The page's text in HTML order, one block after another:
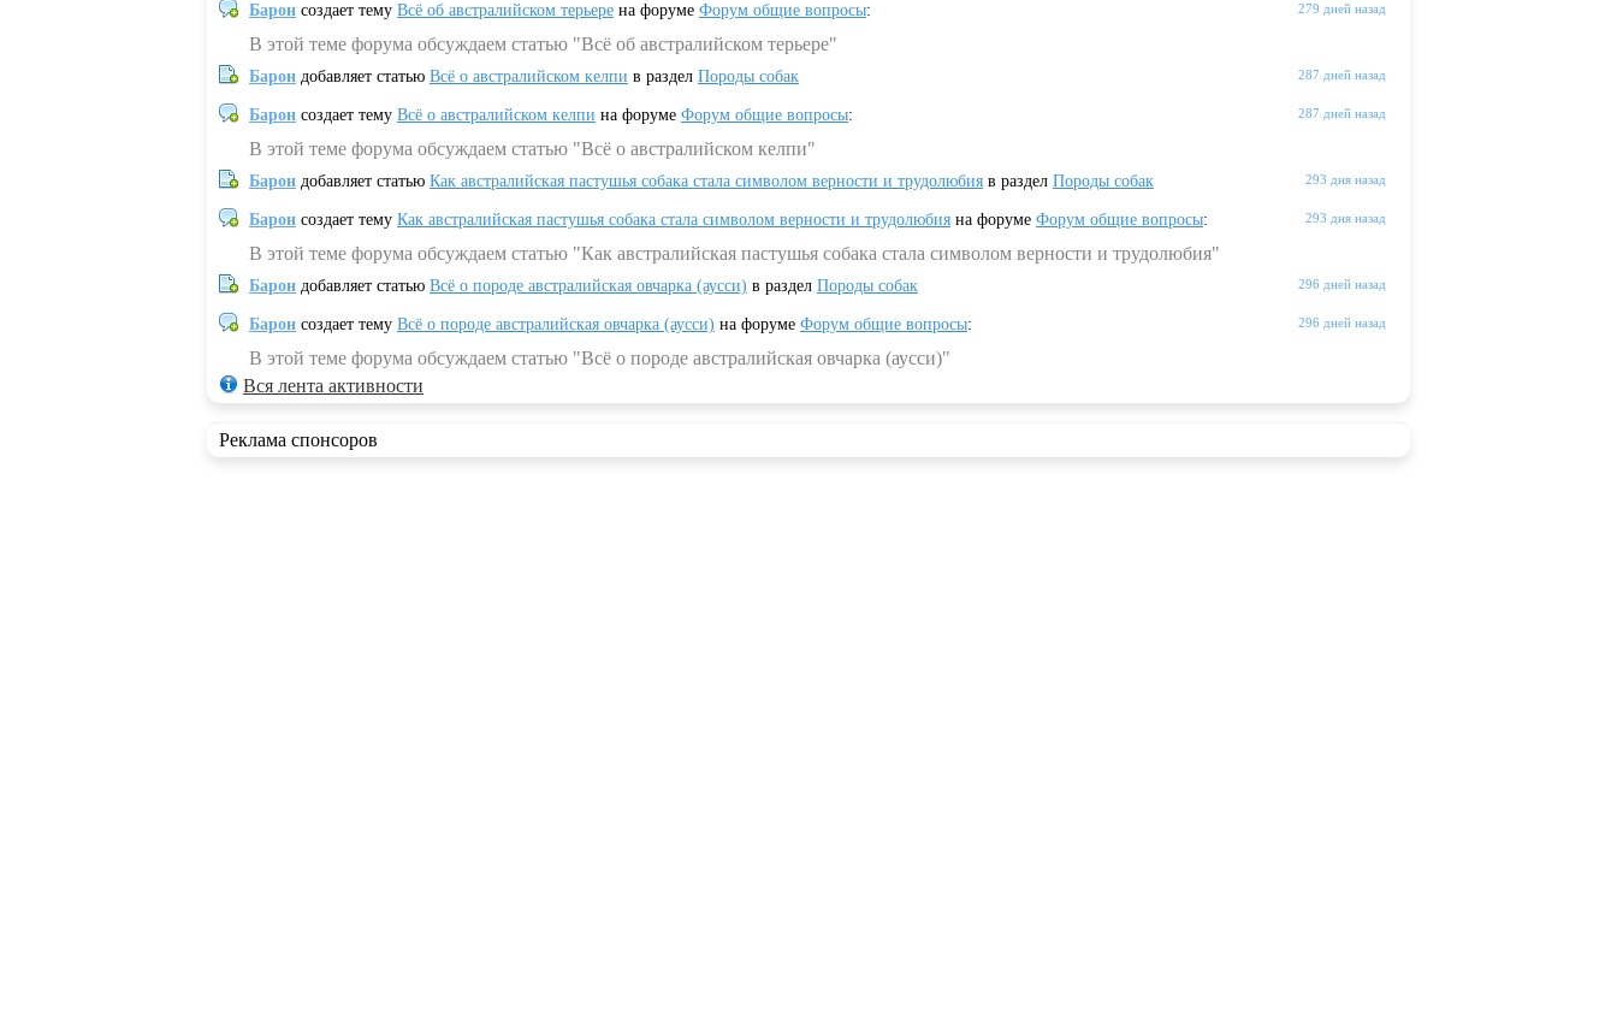
279 дней назад
Барон создает тему Всё об австралийском терьере на форуме Форум общие вопросы:
В этой теме форума обсуждаем статью "Всё об австралийском терьере"
287 дней назад
Барон добавляет статью Всё о австралийском келпи в раздел Породы собак
287 дней назад
Барон создает тему Всё о австралийском келпи на форуме Форум общие вопросы:
В этой теме форума обсуждаем статью "Всё о австралийском келпи"
293 дня назад
Барон добавляет статью Как австралийская пастушья собака стала символом верности и трудолюбия в раздел Породы собак
293 дня назад
Барон создает тему Как австралийская пастушья собака стала символом верности и трудолюбия на форуме Форум общие вопросы:
В этой теме форума обсуждаем статью "Как австралийская пастушья собака стала символом верности и трудолюбия"
296 дней назад
Барон добавляет статью Всё о породе австралийская овчарка (аусси) в раздел Породы собак
296 дней назад
Барон создает тему Всё о породе австралийская овчарка (аусси) на форуме Форум общие вопросы:
В этой теме форума обсуждаем статью "Всё о породе австралийская овчарка (аусси)"
Вся лента активности
Реклама спонсоров